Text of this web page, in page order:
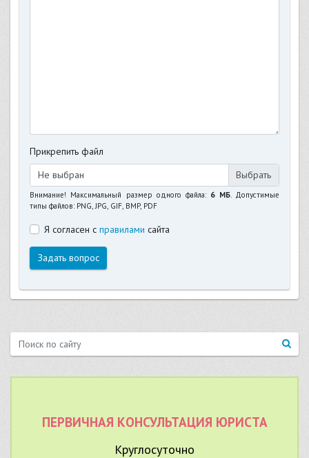
Прикрепить файл
Не выбран
Внимание! Максимальный размер одного файла: 6 МБ. Допустимые
типы файлов: PNG, JPG, GIF, BMP, PDF
Я согласен справилами сайта
Задать вопрос
ПЕРВИЧНАЯ КОНСУЛЬТАЦИЯ ЮРИСТА
Круглосуточно